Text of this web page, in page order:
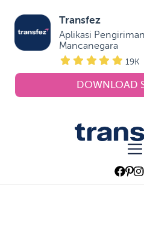
Transfez
Aplikasi
Mancanegara
19K
DOWNLOAD